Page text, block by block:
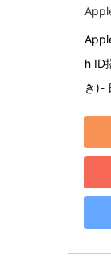
h ID
き)-